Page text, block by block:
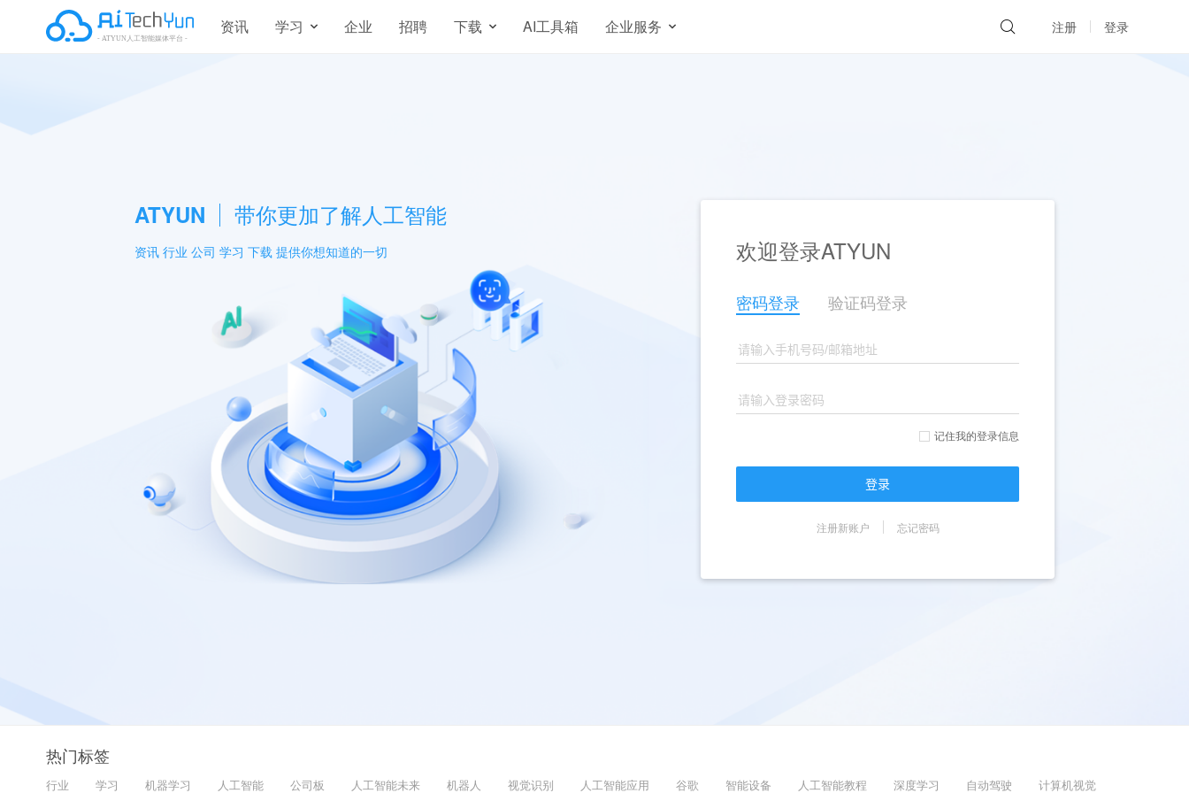
资讯 学习 企业 招聘 下载 AI工具箱 企业服务 注册 登录
ATYUN 带你更加了解人工智能
资讯 行业 公司 学习 下载 提供你想知道的一切 欢迎登录ATYUN
密码登录 验证码登录
记住我的登录信息
登录
注册新账户 忘记密码
热门标签
行业 学习 机器学习 人工智能 公司板 人工智能未来 机器人 视觉识别 人工智能应用 谷歌 智能设备 人工智能教程 深度学习 自动驾驶 计算机视觉